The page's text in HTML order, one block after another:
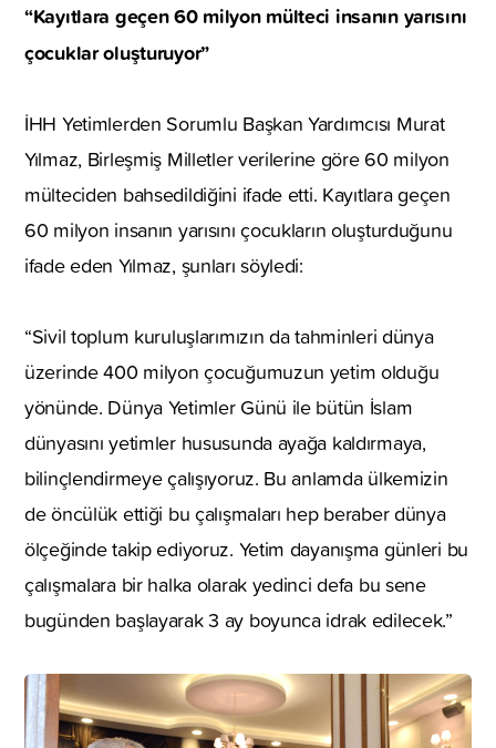
“Kayıtlara geçen 60 milyon mülteci insanın yarısını
çocuklar oluşturuyor”
İHH Yetimlerden Sorumlu Başkan Yardımcısı Murat
Yılmaz, Birleşmiş Milletler verilerine göre 60 milyon
mülteciden bahsedildiğini ifade etti. Kayıtlara geçen
60 milyon insanın yarısını çocukların oluşturduğunu
ifade eden Yılmaz, şunları söyledi:
“Sivil toplum kuruluşlarımızın da tahminleri dünya
üzerinde 400 milyon çocuğumuzun yetim olduğu
yönünde. Dünya Yetimler Günü ile bütün İslam
dünyasını yetimler hususunda ayağa kaldırmaya,
bilinçlendirmeye çalışıyoruz. Bu anlamda ülkemizin
de öncülük ettiği bu çalışmaları hep beraber dünya
ölçeğinde takip ediyoruz. Yetim dayanışma günleri bu
çalışmalara bir halka olarak yedinci defa bu sene
bugünden başlayarak 3 ay boyunca idrak edilecek.”